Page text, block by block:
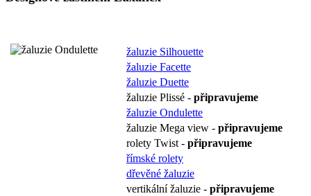
žaluzie Silhouette
žaluzie Facette
žaluzie Duette
žaluzie Plissé - připravujeme
žaluzie Ondulette
žaluzie Mega view - připravujeme
rolety Twist - připravujeme
římské rolety
dřevěné žaluzie
vertikální žaluzie - připravujeme